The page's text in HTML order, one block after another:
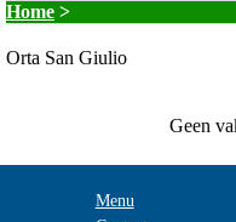
Home >
Orta San Giulio
Geen
Menu